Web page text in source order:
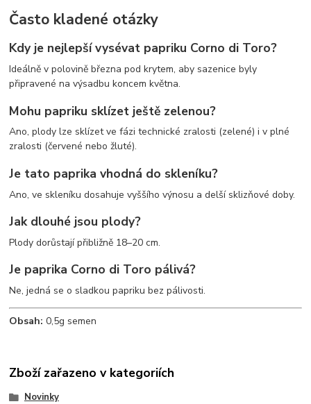
Často kladené otázky
Kdy je nejlepší vysévat papriku Corno di Toro?
Ideálně v polovině března pod krytem, aby sazenice byly
připravené na výsadbu koncem května.
Mohu papriku sklízet ještě zelenou?
Ano, plody lze sklízet ve fázi technické zralosti (zelené) i v plné
zralosti (červené nebo žluté).
Je tato paprika vhodná do skleníku?
Ano, ve skleníku dosahuje vyššího výnosu a delší sklizňové doby.
Jak dlouhé jsou plody?
Plody dorůstají přibližně 18–20 cm.
Je paprika Corno di Toro pálivá?
Ne, jedná se o sladkou papriku bez pálivosti.
Obsah: 0,5g semen
Zboží zařazeno v kategoriích
Novinky